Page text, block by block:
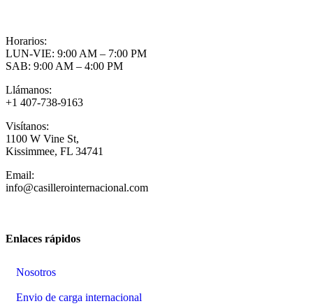
Horarios:
LUN-VIE: 9:00 AM – 7:00 PM
SAB: 9:00 AM – 4:00 PM
Llámanos:
+1 407-738-9163
Visítanos:
1100 W Vine St,
Kissimmee, FL 34741
Email:
info@casillerointernacional.com
Enlaces rápidos
Nosotros
Envio de carga internacional